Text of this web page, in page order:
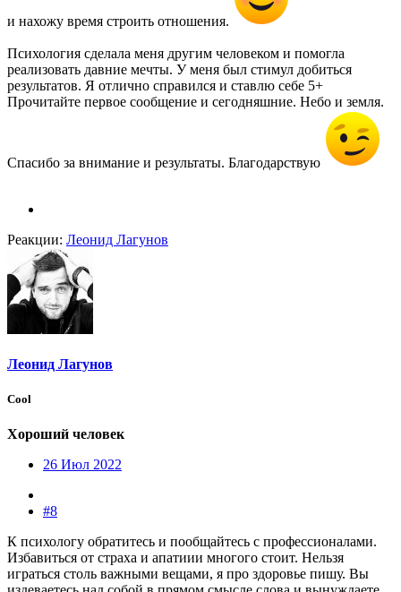
и нахожу время строить отношения.
Психология сделала меня другим человеком и помогла
реализовать давние мечты. У меня был стимул добиться
результатов. Я отлично справился и ставлю себе 5+
Прочитайте первое сообщение и сегодняшние. Небо и земля.
Спасибо за внимание и результаты. Благодарствую
Реакции: Леонид Лагунов
Леонид Лагунов
Cool
Хороший человек
26 Июл 2022
#8
К психологу обратитесь и пообщайтесь с профессионалами.
Избавиться от страха и апатиии многого стоит. Нельзя
играться столь важными вещами, я про здоровье пишу. Вы